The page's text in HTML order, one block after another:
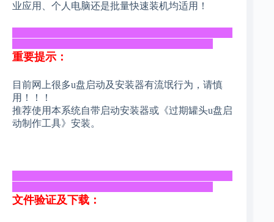
业应用、个人电脑还是批量快速装机均适用！
重要提示：
目前网上很多u盘启动及安装器有流氓行为，请慎
用！！！
推荐使用本系统自带启动安装器或《过期罐头u盘启
动制作工具》安装。
文件验证及下载：